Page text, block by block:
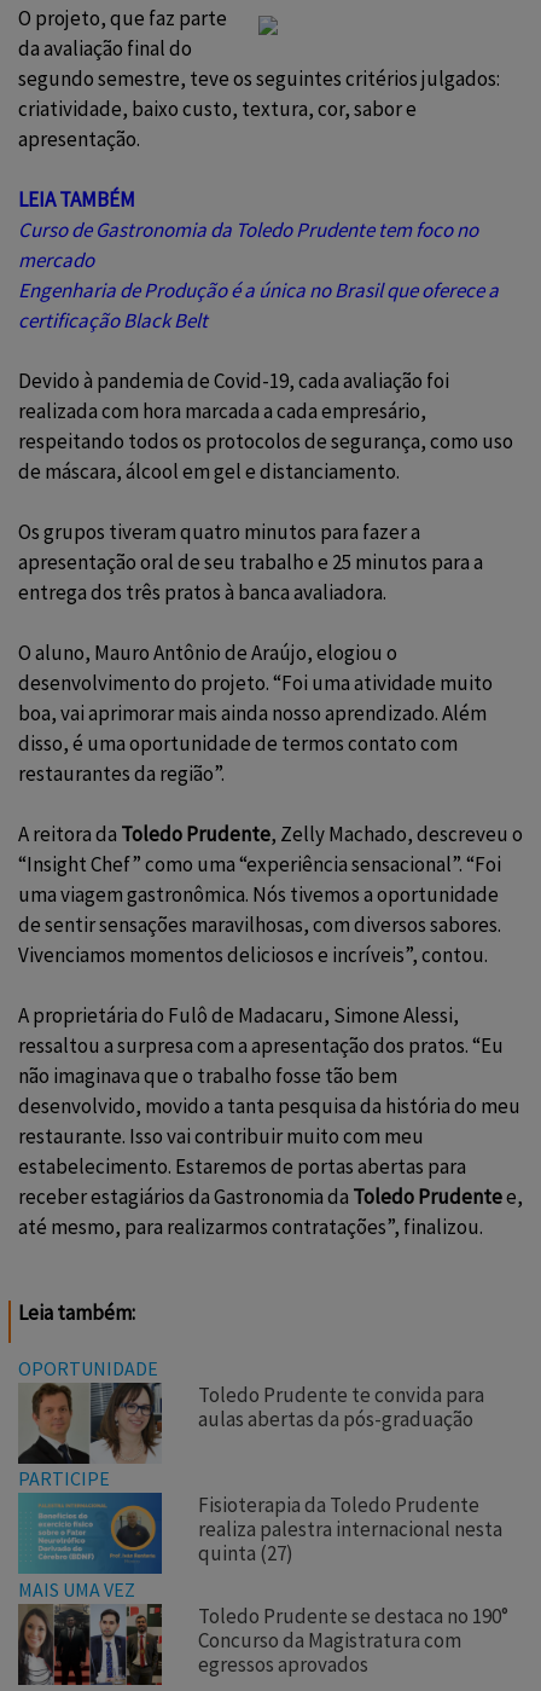
O projeto, que faz parte
da avaliação final do
segundo semestre, teve os seguintes critérios julgados:
criatividade, baixo custo, textura, cor, sabor e
apresentação.
LEIA TAMBÉM
Curso de Gastronomia da Toledo Prudente tem foco no
mercado
Engenharia de Produção é a única no Brasil que oferece a
certificação Black Belt
Devido à pandemia de Covid-19, cada avaliação foi
realizada com hora marcada a cada empresário,
respeitando todos os protocolos de segurança, como uso
de máscara, álcool em gel e distanciamento.
Os grupos tiveram quatro minutos para fazer a
apresentação oral de seu trabalho e 25 minutos para a
entrega dos três pratos à banca avaliadora.
O aluno, Mauro Antônio de Araújo, elogiou o
desenvolvimento do projeto. “Foi uma atividade muito
boa, vai aprimorar mais ainda nosso aprendizado. Além
disso, é uma oportunidade de termos contato com
restaurantes da região”.
A reitora da Toledo Prudente, Zelly Machado, descreveu o
“Insight Chef” como uma “experiência sensacional”. “Foi
uma viagem gastronômica. Nós tivemos a oportunidade
de sentir sensações maravilhosas, com diversos sabores.
Vivenciamos momentos deliciosos e incríveis”, contou.
A proprietária do Fulô de Madacaru, Simone Alessi,
ressaltou a surpresa com a apresentação dos pratos. “Eu
não imaginava que o trabalho fosse tão bem
desenvolvido, movido a tanta pesquisa da história do meu
restaurante. Isso vai contribuir muito com meu
estabelecimento. Estaremos de portas abertas para
receber estagiários daGastronomia da Toledo Prudentee,
até mesmo, para realizarmos contratações”, finalizou.
Leia também:
OPORTUNIDADE
Toledo Prudente te convida para
aulas abertas da pós-graduação
PARTICIPE
Fisioterapia da Toledo Prudente
realiza palestra internacional nesta
quinta (27)
MAIS UMA VEZ
Toledo Prudente se destaca no 190°
Concurso da Magistratura com
egressos aprovados